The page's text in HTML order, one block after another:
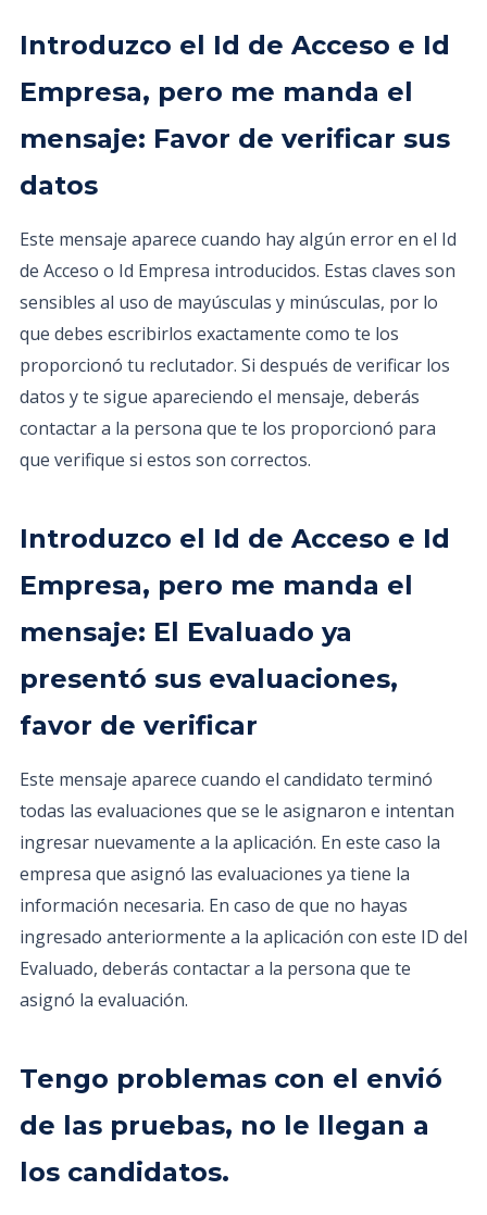
Introduzco el Id de Acceso e Id
Empresa, pero me manda el
mensaje: Favor de verificar sus
datos
Este mensaje aparece cuando hay algún error en el Id
de Acceso o Id Empresa introducidos. Estas claves son
sensibles al uso de mayúsculas y minúsculas, por lo
que debes escribirlos exactamente como te los
proporcionó tu reclutador. Si después de verificar los
datos y te sigue apareciendo el mensaje, deberás
contactar a la persona que te los proporcionó para
que verifique si estos son correctos.
Introduzco el Id de Acceso e Id
Empresa, pero me manda el
mensaje: El Evaluado ya
presentó sus evaluaciones,
favor de verificar
Este mensaje aparece cuando el candidato terminó
todas las evaluaciones que se le asignaron e intentan
ingresar nuevamente a la aplicación. En este caso la
empresa que asignó las evaluaciones ya tiene la
información necesaria. En caso de que no hayas
ingresado anteriormente a la aplicación con este ID del
Evaluado, deberás contactar a la persona que te
asignó la evaluación.
Tengo problemas con el envió
de las pruebas, no le llegan a
los candidatos.